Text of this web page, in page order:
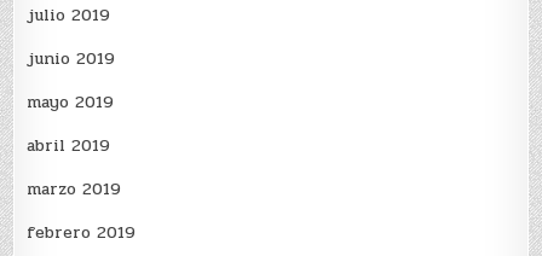
julio 2019
junio 2019
mayo 2019
abril 2019
marzo 2019
febrero 2019